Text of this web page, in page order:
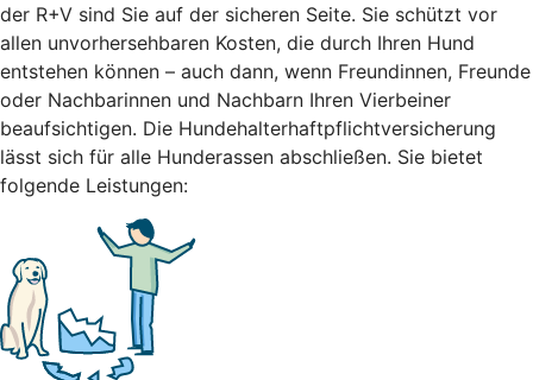
der R+V sind Sie auf der sicheren Seite. Sie schützt vor
allen unvorhersehbaren Kosten, die durch Ihren Hund
entstehen können – auch dann, wenn Freundinnen, Freunde
oder Nachbarinnen und Nachbarn Ihren Vierbeiner
beaufsichtigen. Die Hundehalterhaftpflichtversicherung
lässt sich für alle Hunderassen abschließen. Sie bietet
folgende Leistungen: